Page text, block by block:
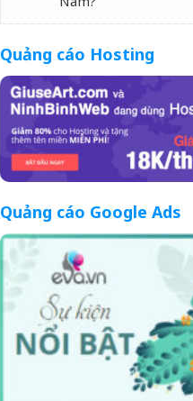
Quảng cáo Hosting
Quảng cáo Google Ads